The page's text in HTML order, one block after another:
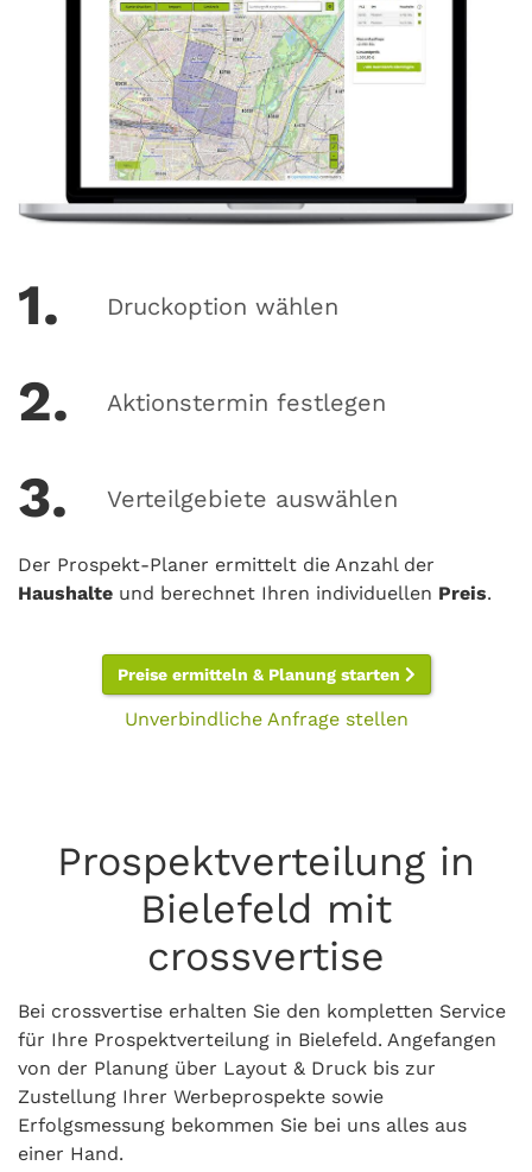
1. Druckoption wählen
2. Aktionstermin festlegen
3. Verteilgebiete auswählen
Der Prospekt-Planer ermittelt die Anzahl der
Haushalte und berechnet Ihren individuellen Preis.
Preise ermitteln & Planung starten
Unverbindliche Anfrage stellen
Prospektverteilung in
Bielefeld mit
crossvertise
Bei crossvertise erhalten Sie den kompletten Service
für Ihre Prospektverteilung in Bielefeld. Angefangen
von der Planung über Layout & Druck bis zur
Zustellung Ihrer Werbeprospekte sowie
Erfolgsmessung bekommen Sie bei uns alles aus
einer Hand.